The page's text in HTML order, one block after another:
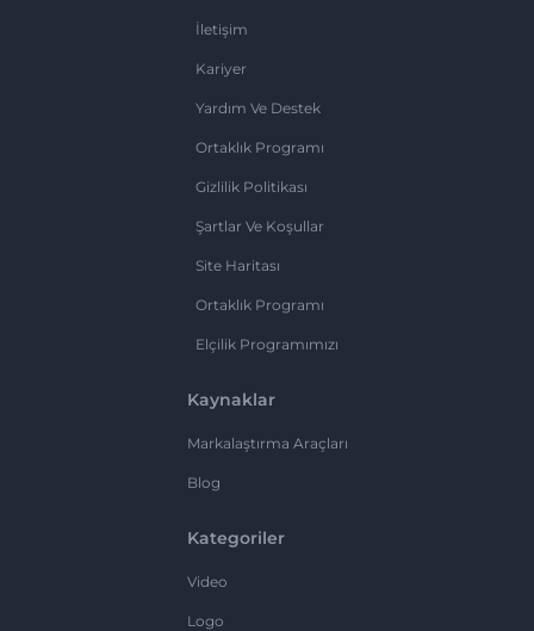
İletişim
Kariyer
Yardım Ve Destek
Ortaklık Programı
Gizlilik Politikası
Şartlar Ve Koşullar
Site Haritası
Ortaklık Programı
Elçilik Programımızı
Kaynaklar
Markalaştırma Araçları
Blog
Kategoriler
Video
Logo